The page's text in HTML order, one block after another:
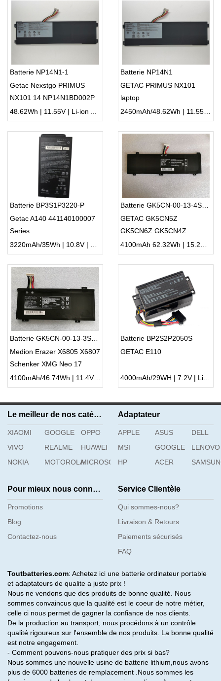
Batterie NP14N1-1
Getac Nexstgo PRIMUS
NX101 14 NP14N1BD002P
48.62Wh | 11.55V | Li-ion ...
Batterie NP14N1
GETAC PRIMUS NX101
laptop
2450mAh/48.62Wh | 11.55V | Li-ion ...
Batterie BP3S1P3220-P
Getac A140 441140100007
Series
3220mAh/35Wh | 10.8V | Li-ion ...
Batterie GK5CN-00-13-4S1P-0
GETAC GK5CN5Z
GK5CN6Z GK5CN4Z
GK6Z5CN
4100mAh 62.32Wh | 15.2V | Li-ion ...
Batterie GK5CN-00-13-3S1P-0
Medion Erazer X6805 X6807
Schenker XMG Neo 17
4100mAh/46.74Wh | 11.4V | Li-ion ...
Batterie BP2S2P2050S
GETAC E110
4000mAh/29WH | 7.2V | Li-ion ...
Le meilleur de nos catégories
XIAOMI GOOGLE
OPPO
VIVO
REALME
HUAWEI
NOKIA
MOTOROLAMICROSOFT
Adaptateur
APPLE ASUS
DELL
MSI
GOOGLE
LENOVO
HP
ACER
Pour mieux nous connaître
Promotions
Blog
Contactez-nous
Service Clientèle
Qui sommes-nous?
Livraison & Retours
Paiements sécurisés
FAQ
Toutbatteries.com: Achetez ici une batterie ordinateur portable
et adaptateurs de qualite a juste prix !
Nous ne vendons que des produits de bonne qualité. Nous
sommes convaincus que la qualité est le coeur de notre métier,
celle ci nous permet de gagner la confiance de nos clients.
De la production au transport, nous procédons à un contrôle
qualité rigoureux sur l'ensemble de nos produits. La bonne qualité
est notre engagement.
- Comment pouvons-nous pratiquer des prix si bas?
Nous sommes une nouvelle usine de batterie lithium,nous avons
plus de 6000 batteries de remplacement .Nous sommes les